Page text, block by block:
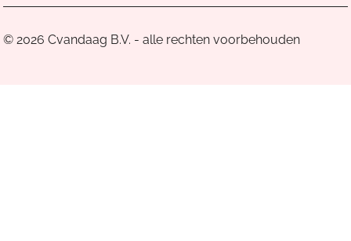
© 2026 Cvandaag B.V. - alle rechten voorbehouden